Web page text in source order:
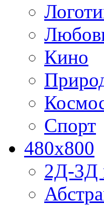
Кино
Спорт
480x800
2Д-3Д